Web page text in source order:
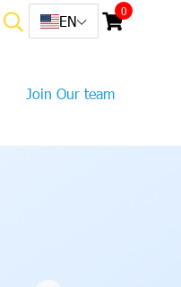
EN
0
Join Our team